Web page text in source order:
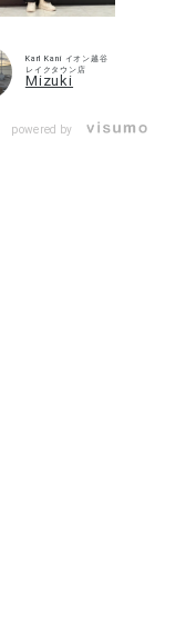
Karl Kani イオン越谷
レイクタウン店
Mizuki
powered by